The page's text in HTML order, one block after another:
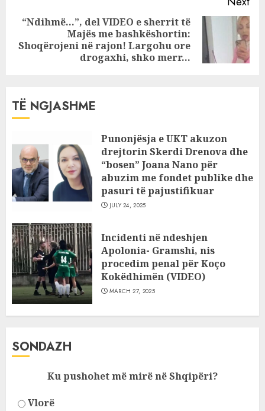
post:
“Ndihmë…”, del VIDEO e sherrit të
Majës me bashkëshortin:
Shoqërojeni në rajon! Largohu ore
drogaxhi, shko merr…
TË NGJASHME
Punonjësja e UKT akuzon
drejtorin Skerdi Drenova dhe
“bosen” Joana Nano për
abuzim me fondet publike dhe
pasuri të pajustifikuar
JULY 24, 2025
Incidenti në ndeshjen
Apolonia- Gramshi, nis
procedim penal për Koço
Kokëdhimën (VIDEO)
MARCH 27, 2025
SONDAZH
Ku pushohet më mirë në Shqipëri?
Vlorë